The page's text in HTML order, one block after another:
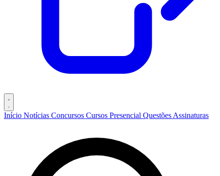
Início Notícias Concursos Cursos Presencial Questões Assinaturas